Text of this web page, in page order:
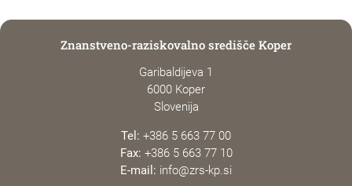
Znanstveno-raziskovalno središče Koper
Garibaldijeva 1
6000 Koper
Slovenija
Tel: +386 5 663 77 00
Fax: +386 5 663 77 10
E-mail: info@zrs-kp.si